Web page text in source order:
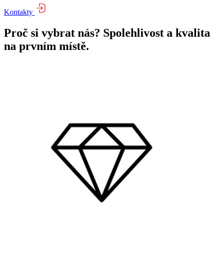
Kontakty
Proč si vybrat nás? Spolehlivost a kvalita
na prvním místě.